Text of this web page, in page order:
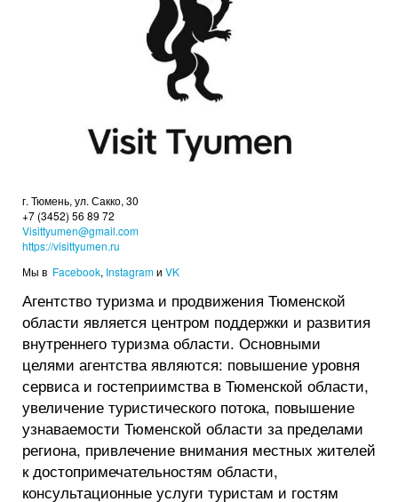
г. Тюмень, ул. Сакко, 30
+7 (3452) 56 89 72
Visittyumen@gmail.com
https://visittyumen.ru
Мы в Facebook, Instagramи VK
Агентство туризма и продвижения Тюменской
области является центром под­держки и развития
внутреннего туризма области. Основными
целями агентства являются: повышение уровня
сервиса и гостепри­имства в Тюменской области,
увеличение туристического потока, повышение
узнаваемости Тюменской области за пределами
региона, привлечение внимания местных жителей
к достопримечательностям области,
консультационные услуги туристам и гостям